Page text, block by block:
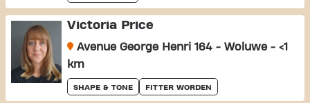
Victoria Price
Avenue George Henri 164 - Woluwe - <1
km
SHAPE & TONE FITTER WORDEN